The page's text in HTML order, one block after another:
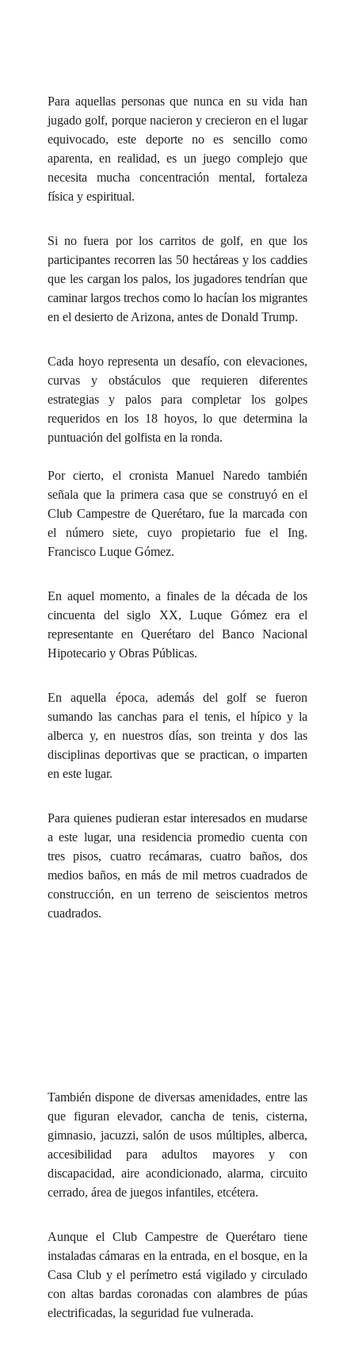
Para aquellas personas que nunca en su vida han
jugado golf, porque nacieron y crecieron en el lugar
equivocado, este deporte no es sencillo como
aparenta, en realidad, es un juego complejo que
necesita mucha concentración mental, fortaleza
física y espiritual.
Si no fuera por los carritos de golf, en que los
participantes recorren las 50 hectáreas y los caddies
que les cargan los palos, los jugadores tendrían que
caminar largos trechos como lo hacían los migrantes
en el desierto de Arizona, antes de Donald Trump.
Cada hoyo representa un desafío, con elevaciones,
curvas y obstáculos que requieren diferentes
estrategias y palos para completar los golpes
requeridos en los 18 hoyos, lo que determina la
puntuación del golfista en la ronda.
Por cierto, el cronista Manuel Naredo también
señala que la primera casa que se construyó en el
Club Campestre de Querétaro, fue la marcada con
el número siete, cuyo propietario fue el Ing.
Francisco Luque Gómez.
En aquel momento, a finales de la década de los
cincuenta del siglo XX, Luque Gómez era el
representante en Querétaro del Banco Nacional
Hipotecario y Obras Públicas.
En aquella época, además del golf se fueron
sumando las canchas para el tenis, el hípico y la
alberca y, en nuestros días, son treinta y dos las
disciplinas deportivas que se practican, o imparten
en este lugar.
Para quienes pudieran estar interesados en mudarse
a este lugar, una residencia promedio cuenta con
tres pisos, cuatro recámaras, cuatro baños, dos
medios baños, en más de mil metros cuadrados de
construcción, en un terreno de seiscientos metros
cuadrados.
También dispone de diversas amenidades, entre las
que figuran elevador, cancha de tenis, cisterna,
gimnasio, jacuzzi, salón de usos múltiples, alberca,
accesibilidad para adultos mayores y con
discapacidad, aire acondicionado, alarma, circuito
cerrado, área de juegos infantiles, etcétera.
Aunque el Club Campestre de Querétaro tiene
instaladas cámaras en la entrada, en el bosque, en la
Casa Club y el perímetro está vigilado y circulado
con altas bardas coronadas con alambres de púas
electrificadas, la seguridad fue vulnerada.